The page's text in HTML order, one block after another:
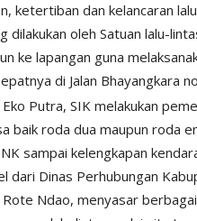
ketertiban dan kelancaran
dilakukan oleh Satuan lalu-
ke lapangan guna
di Jalan Bhayangkara
Putra, SIK melakukan
baik roda dua maupun roda
sampai kelengkapan
dari Dinas Perhubungan
Ndao, menyasar